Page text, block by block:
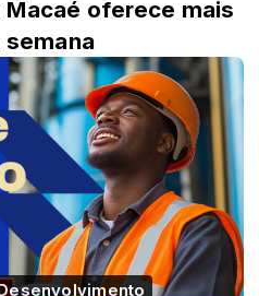
oferece mais
semana